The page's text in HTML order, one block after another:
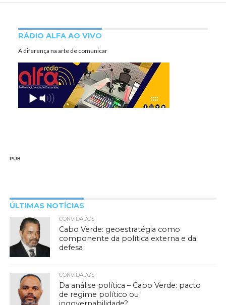
RÁDIO ALFA AO VIVO
A diferença na arte de comunicar
PUB
ÚLTIMAS NOTÍCIAS
CONVIDADOS
Cabo Verde: geoestratégia como
componente da política externa e da
defesa
CONVIDADOS
Da análise política – Cabo Verde: pacto
de regime político ou